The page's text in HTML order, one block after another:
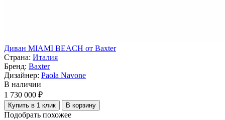
Диван MIAMI BEACH от Baxter
Страна: Италия
Бренд: Baxter
Дизайнер: Paola Navone
В наличии
1 730 000 ₽
Купить в 1 клик В корзину
Подобрать похожее